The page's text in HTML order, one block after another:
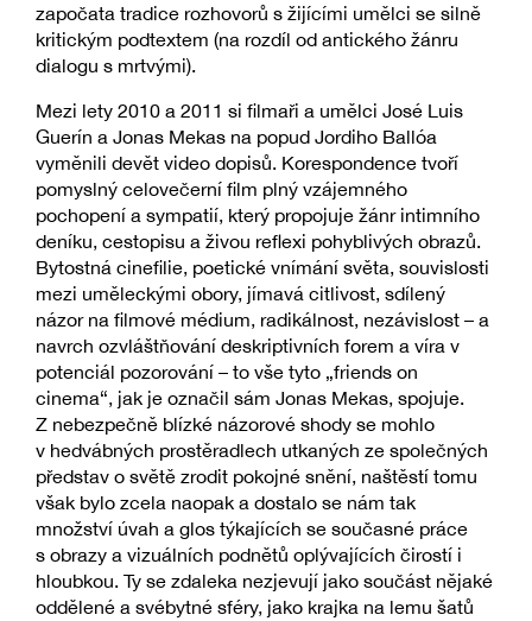
započata tradice rozhovorů s žijícími umělci se silně
kritickým podtextem (na rozdíl od antického žánru
dialogu s mrtvými).
Mezi lety 2010 a 2011 si filmaři a umělci José Luis
Guerín a Jonas Mekas na popud Jordiho Ballóa
vyměnili devět video dopisů. Korespondence tvoří
pomyslný celovečerní film plný vzájemného
pochopení a sympatií, který propojuje žánr intimního
deníku, cestopisu a živou reflexi pohyblivých obrazů.
Bytostná cinefilie, poetické vnímání světa, souvislosti
mezi uměleckými obory, jímavá citlivost, sdílený
názor na filmové médium, radikálnost, nezávislost – a
navrch ozvláštňování deskriptivních forem a víra v
potenciál pozorování – to vše tyto „friends on
cinema“, jak je označil sám Jonas Mekas, spojuje.
Z nebezpečně blízké názorové shody se mohlo
v hedvábných prostěradlech utkaných ze společných
představ o světě zrodit pokojné snění, naštěstí tomu
však bylo zcela naopak a dostalo se nám tak
množství úvah a glos týkajících se současné práce
s obrazy a vizuálních podnětů oplývajících čirostí i
hloubkou. Ty se zdaleka nezjevují jako součást nějaké
oddělené a svébytné sféry, jako krajka na lemu šatů